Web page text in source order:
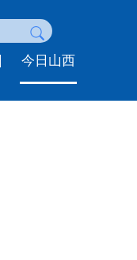
今日山西